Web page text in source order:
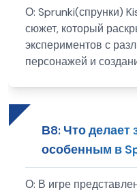
О: Sprunki(спрунки)
сюжет, который
экспериментов с
персонажей и
В8: Что делает
особенным в
О: В игре